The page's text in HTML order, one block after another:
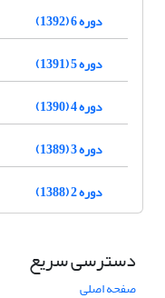
دوره 6 (1392)
دوره 5 (1391)
دوره 4 (1390)
دوره 3 (1389)
دوره 2 (1388)
دسترسی سریع
صفحه اصلی